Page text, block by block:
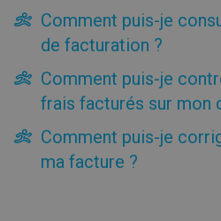
Existe-t-il des coûts cachés
Comment puis-je consulter
sur mon compte ?
Comment puis-je corriger
Compte supérieur
Annulation
Comment puis-je
de facturation ?
Comment puis-je
frais facturés sur mon
Comment puis-je
ma facture ?